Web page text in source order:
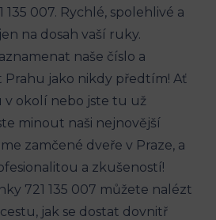
⁤135 007. Rychlé, spolehlivé a
na dosah vaší ruky.
naše číslo a
Prahu⁤ jako nikdy předtím! Ať
⁤v ​okolí nebo jste tu už
minout naši nejnovější‍
zamčené dveře v Praze, a
⁢a⁣ zkušeností!
721⁢ 135 007 můžete ⁤nalézt
jak ‍se⁢ dostat dovnitř